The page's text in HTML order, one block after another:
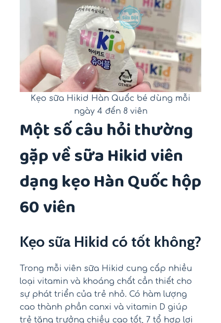
Kẹo sữa Hikid Hàn Quốc bé dùng mỗi
ngày 4 đến 8 viên
Một số câu hỏi thường
gặp về sữa Hikid viên
dạng kẹo Hàn Quốc hộp
60 viên
Kẹo sữa Hikid có tốt không?
Trong mỗi viên sữa Hikid cung cấp nhiều
loại vitamin và khoáng chất cần thiết cho
sự phát triển của trẻ nhỏ. Có hàm lượng
cao thành phần canxi và vitamin D giúp
trẻ tăng trưởng chiều cao tốt, 7 tổ hợp lợi